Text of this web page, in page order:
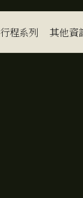
行程系列 其他資